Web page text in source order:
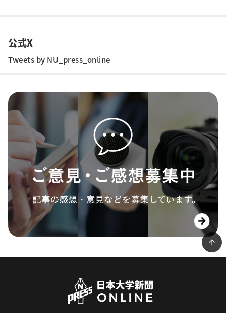
公式X
Tweets by NU_press_online